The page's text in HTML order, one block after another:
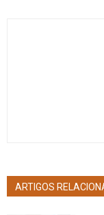
ARTIGOS